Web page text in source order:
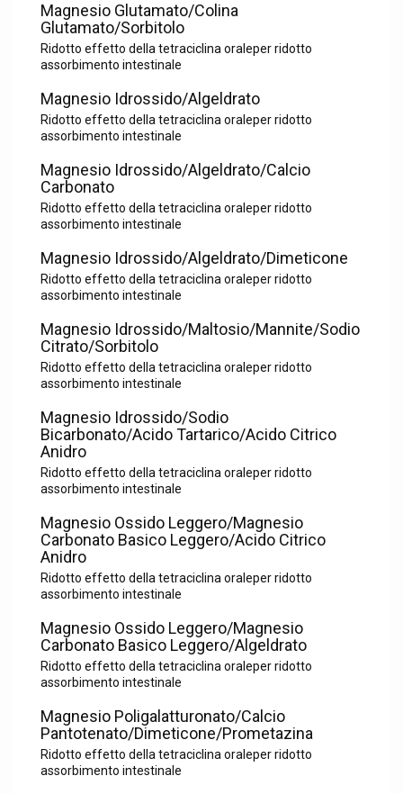
Magnesio Glutamato/Colina
Glutamato/Sorbitolo
Ridotto effetto della tetraciclina oraleper ridotto
assorbimento intestinale
Magnesio Idrossido/Algeldrato
Ridotto effetto della tetraciclina oraleper ridotto
assorbimento intestinale
Magnesio Idrossido/Algeldrato/Calcio
Carbonato
Ridotto effetto della tetraciclina oraleper ridotto
assorbimento intestinale
Magnesio Idrossido/Algeldrato/Dimeticone
Ridotto effetto della tetraciclina oraleper ridotto
assorbimento intestinale
Magnesio Idrossido/Maltosio/Mannite/Sodio
Citrato/Sorbitolo
Ridotto effetto della tetraciclina oraleper ridotto
assorbimento intestinale
Magnesio Idrossido/Sodio
Bicarbonato/Acido Tartarico/Acido Citrico
Anidro
Ridotto effetto della tetraciclina oraleper ridotto
assorbimento intestinale
Magnesio Ossido Leggero/Magnesio
Carbonato Basico Leggero/Acido Citrico
Anidro
Ridotto effetto della tetraciclina oraleper ridotto
assorbimento intestinale
Magnesio Ossido Leggero/Magnesio
Carbonato Basico Leggero/Algeldrato
Ridotto effetto della tetraciclina oraleper ridotto
assorbimento intestinale
Magnesio Poligalatturonato/Calcio
Pantotenato/Dimeticone/Prometazina
Ridotto effetto della tetraciclina oraleper ridotto
assorbimento intestinale